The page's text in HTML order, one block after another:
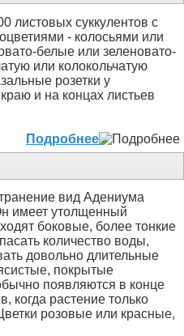
листовых суккулентов с
- колосьями или
белые или зеленовато-
или колокольчатую
розетки у
и на концах листьев
Подробнее
вид Адениума
имеет утолщенный
боковые, более тонкие
количество воды,
довольно длительные
покрытые
появляются в конце
когда растение только
розовые или красные,